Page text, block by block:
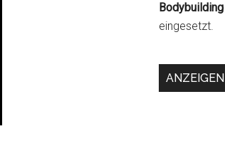
Bodybuilding
eingesetzt.
ANZEIGEN